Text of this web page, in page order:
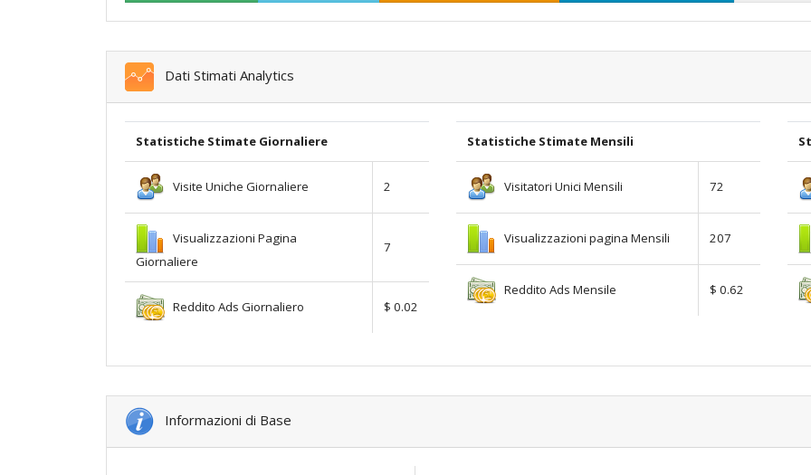
Dati Stimati Analytics
Statistiche Stimate Giornaliere
Visite Uniche Giornaliere 2
Visualizzazioni Pagina
Giornaliere
7
Reddito Ads Giornaliero $ 0.02
Statistiche Stimate Mensili
Visitatori Unici Mensili 72
Visualizzazioni pagina Mensili 207
Reddito Ads Mensile $ 0.62
Informazioni di Base